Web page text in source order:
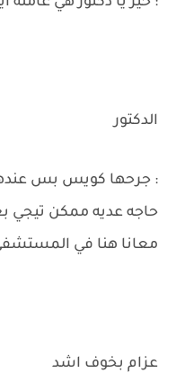
الدكتور
: جرحها كويس بس
حاجه عديه ممكن تيجي
معانا هنا في
عزام بخوف اشد